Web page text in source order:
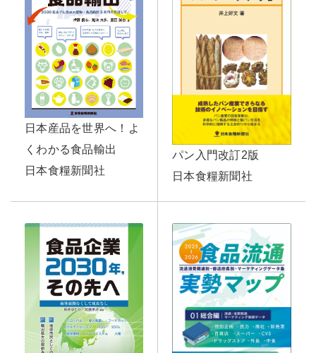
日本産品を世界へ！よ
くわかる食品輸出
日本食糧新聞社
パン入門改訂2版
日本食糧新聞社